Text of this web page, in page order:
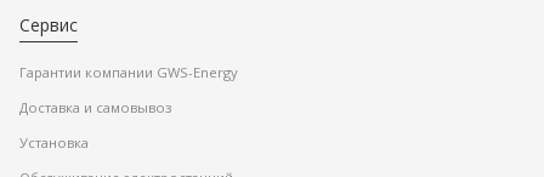
Сервис
Гарантии компании GWS-Energy
Доставка и самовывоз
Установка